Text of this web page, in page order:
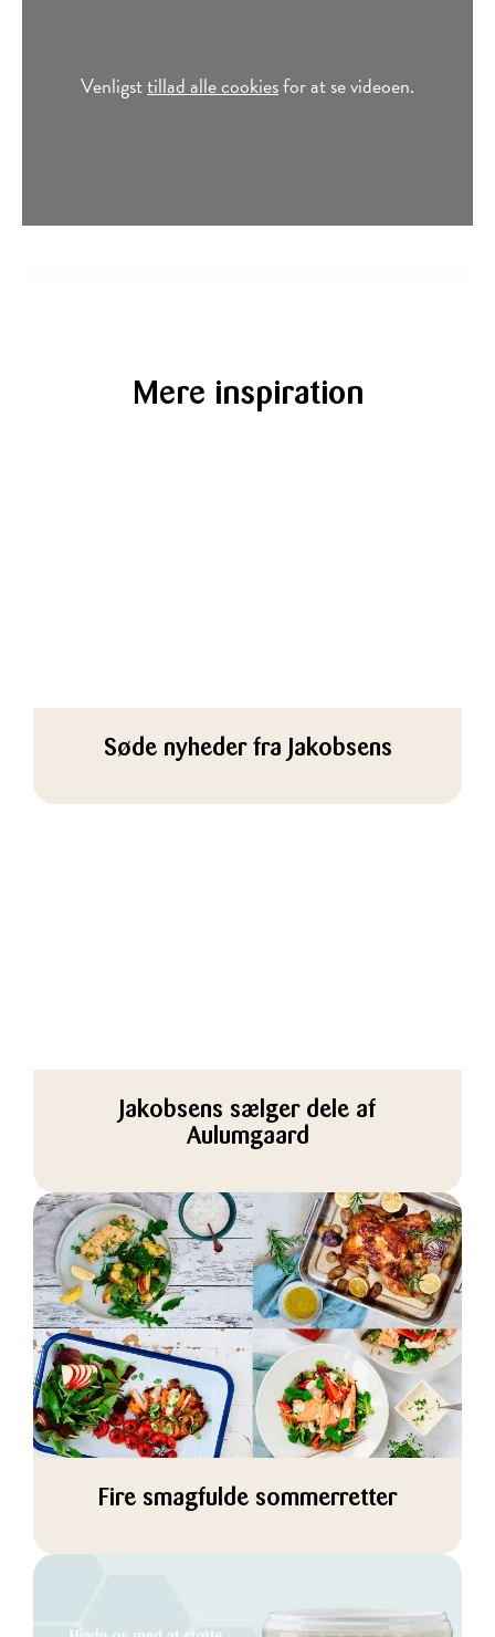
Venligsttillad alle cookiesfor at se videoen.
Mere inspiration
Søde nyheder fra Jakobsens
Jakobsens sælger dele af
Aulumgaard
Fire smagfulde sommerretter